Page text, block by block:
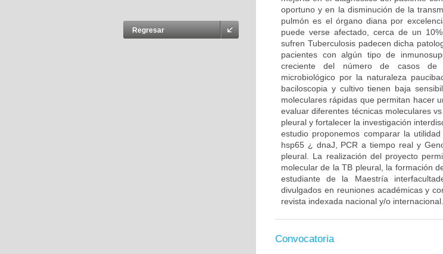
Regresar
oportuno y en la disminución de la
pulmón es el órgano diana por
puede verse afectado, cerca de un
sufren Tuberculosis padecen dicha
pacientes con algún tipo de
creciente del número de casos de
microbiológico por la naturaleza
baciloscopia y cultivo tienen baja
moleculares rápidas que permitan hacer
evaluar diferentes técnicas moleculares
pleural y fortalecer la investigación
estudio proponemos comparar la
hsp65 ¿ dnaJ, PCR a tiempo real y
pleural. La realización del proyecto
molecular de la TB pleural, la formación
estudiante de la Maestría
divulgados en reuniones académicas y
revista indexada nacional y/o internacional.
Convocatoria